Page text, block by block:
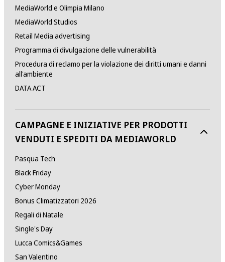
MediaWorld e Olimpia Milano
MediaWorld Studios
Retail Media advertising
Programma di divulgazione delle vulnerabilità
Procedura di reclamo per la violazione dei diritti umani e danni
all'ambiente
DATA ACT
CAMPAGNE E INIZIATIVE PER PRODOTTI
VENDUTI E SPEDITI DA MEDIAWORLD
Pasqua Tech
Black Friday
Cyber Monday
Bonus Climatizzatori 2026
Regali di Natale
Single's Day
Lucca Comics&Games
San Valentino